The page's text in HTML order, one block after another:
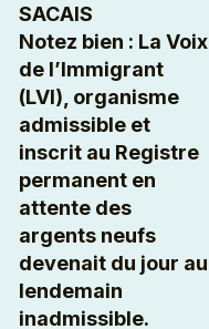
SACAIS
Notez bien : La Voix
de l’Immigrant
(LVI), organisme
admissible et
inscrit au Registre
permanent en
attente des
argents neufs
devenait du jour au
lendemain
inadmissible.